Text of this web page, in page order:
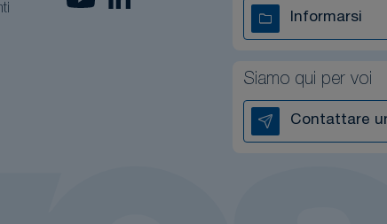
Informarsi
Siamo qui per voi
Contattare